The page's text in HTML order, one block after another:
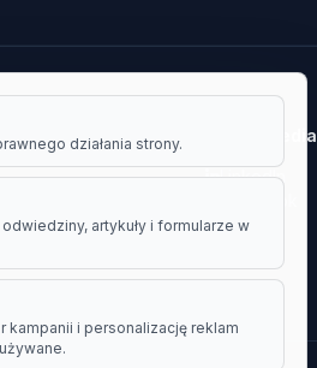
Social Media
LinkedIn
działania strony.
artykuły i formularze w
kampanii i personalizację reklam